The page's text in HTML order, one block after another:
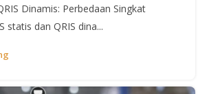
Dinamis: Perbedaan Singkat
statis dan QRIS dina...